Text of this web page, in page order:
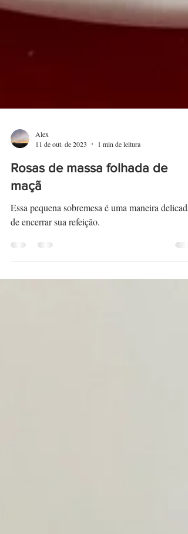
Alex
11 de out. de 2023
Rosas de massa folhada de
maçã
Essa pequena sobremesa é uma maneira delicada
de encerrar sua refeição.